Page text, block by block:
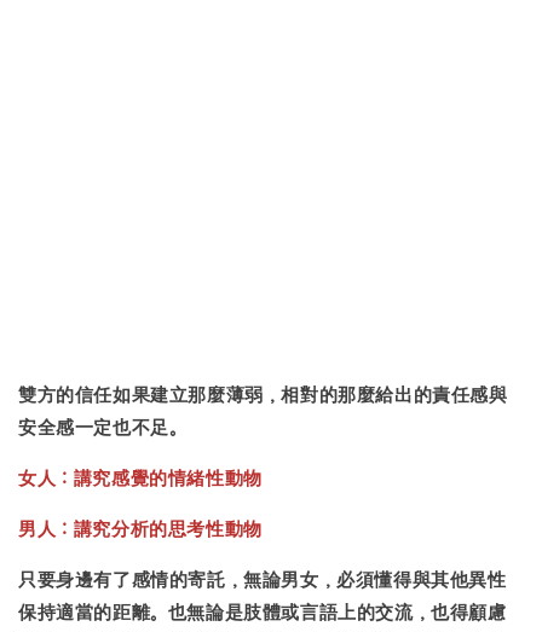
雙方的信任如果建立那麼薄弱，相對的那麼給出的責任感與
安全感一定也不足。
女人：講究感覺的情緒性動物
男人：講究分析的思考性動物
只要身邊有了感情的寄託，無論男女，必須懂得與其他異性
保持適當的距離。也無論是肢體或言語上的交流，也得顧慮